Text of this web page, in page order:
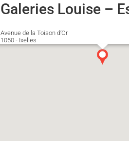
Galeries Louise –
Avenue de la Toison d’Or
1050 - Ixelles